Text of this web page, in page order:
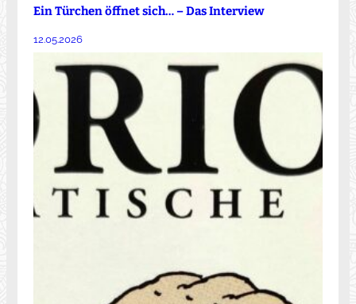
Ein Türchen öffnet sich… – Das Interview
12.05.2026